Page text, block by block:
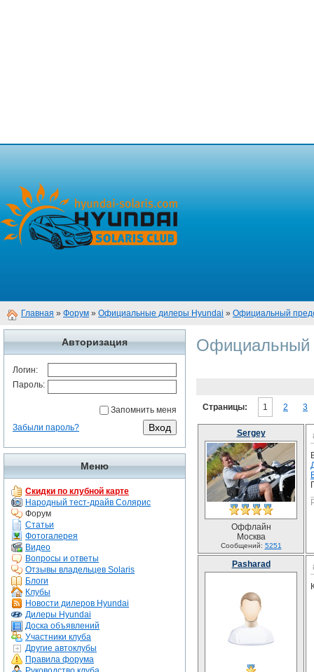
Главная » Форум » Официальные дилеры Hyundai » Официальный
Авторизация
Логин:
Пароль:
Запомнить меня
Забыли пароль?
Меню
Скидки по клубной карте
Народный тест-драйв Солярис
Форум
Статьи
Фотогалерея
Видео
Вопросы и ответы
Отзывы владельцев Solaris
Блоги
Клубы
Новости дилеров Hyundai
Дилеры Hyundai
Доска объявлений
Участники клуба
Другие автоклубы
Правила форума
Официальный
Страницы: 1 2 3
Sergey
Оффлайн
Москва
Сообщений: 5251
Pasharad